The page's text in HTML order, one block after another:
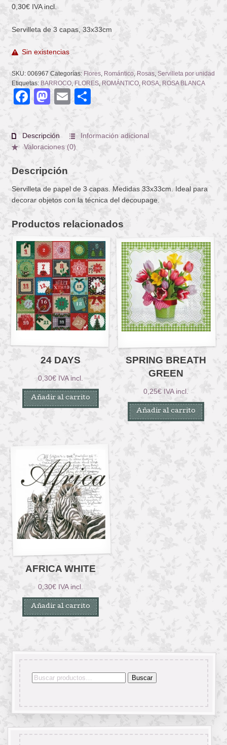
0,30€ IVA incl.
Servilleta de 3 capas, 33x33cm
Sin existencias
SKU: 006967 Categorías: Flores, Romántico, Rosas, Servilleta por unidad
Etiquetas: BARROCO, FLORES, ROMÁNTICO, ROSA, ROSA BLANCA
Facebook
Mastodon
Email
Descripción
Información adicional
Valoraciones (0)
Descripción
Servilleta de papel de 3 capas. Medidas 33x33cm. Ideal para
decorar objetos con la técnica del decoupage.
Productos relacionados
24 DAYS
0,30€ IVA incl.
Añadir al carrito
SPRING BREATH
GREEN
0,25€ IVA incl.
Añadir al carrito
AFRICA WHITE
0,30€ IVA incl.
Añadir al carrito
Buscar
Buscar